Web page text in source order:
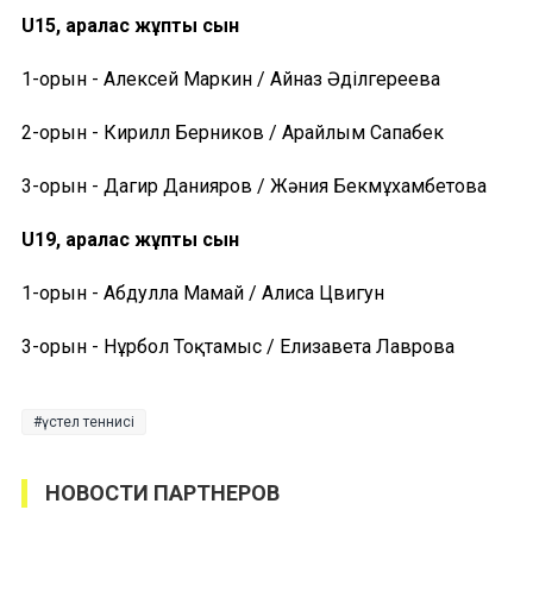
U15, аралас жұптық сын
1-орын - Алексей Маркин / Айназ Әділгереева
2-орын - Кирилл Берников / Арайлым Сапабек
3-орын - Дагир Данияров / Жәния Бекмұхамбетова
U19, аралас жұптық сын
1-орын - Абдулла Мамай / Алиса Цвигун
3-орын - Нұрбол Тоқтамыс / Елизавета Лаврова
үстел теннисі
НОВОСТИ ПАРТНЕРОВ